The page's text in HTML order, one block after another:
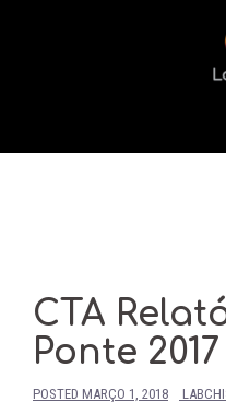
CTA
Ponte 2017
POSTED MARÇO 1, 2018